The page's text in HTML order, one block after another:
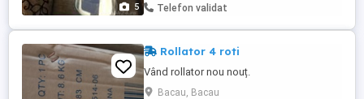
5 Telefon validat
Rollator 4 roti
Vând rollator nou nouț.
Bacau, Bacau